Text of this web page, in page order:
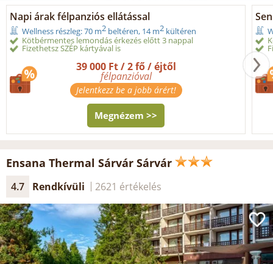
Napi árak félpanziós ellátással
Wellness részleg: 70 m2 beltéren, 14 m2 kültéren
Kötbérmentes lemondás érkezés előtt 3 nappal
Fizethetsz SZÉP kártyával is
39 000 Ft / 2 fő / éjtől
félpanzióval
Jelentkezz be a jobb árért!
Megnézem >>
Ensana Thermal Sárvár Sárvár
4.7 Rendkívüli 2621 értékelés